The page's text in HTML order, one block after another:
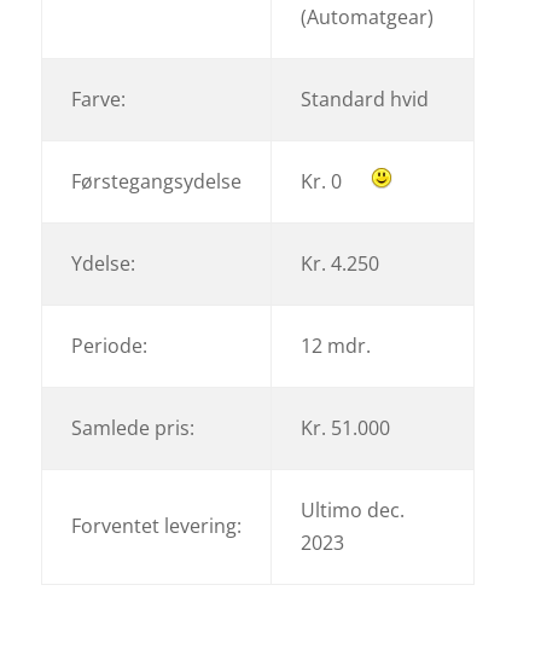
(Automatgear)
Farve: Standard hvid
Førstegangsydelse Kr. 0
Ydelse: Kr. 4.250
Periode: 12 mdr.
Samlede pris: Kr. 51.000
Forventet levering:
Ultimo dec.
2023